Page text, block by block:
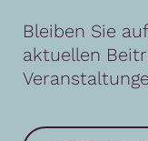
Bleiben Sie
aktuellen